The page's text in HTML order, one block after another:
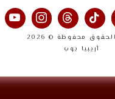
محفوظة © 2026
أريبيا بوب